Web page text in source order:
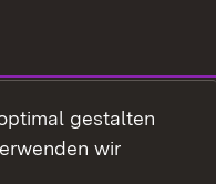
gestalten
wir